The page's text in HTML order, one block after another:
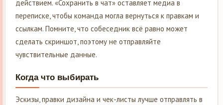
действием. «Сохранить в чат» оставляет медиа в
переписке, чтобы команда могла вернуться к правкам и
ссылкам. Помните, что собеседник всё равно может
сделать скриншот, поэтому не отправляйте
чувствительные данные.
Когда что выбирать
Эскизы, правки дизайна и чек-листы лучше отправлять в